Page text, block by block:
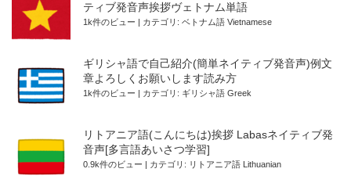
ティブ発音声挨拶ヴェトナム単語
1k件のビュー カテゴリ: ベトナム語 Vietnamese
ギリシャ語で自己紹介(簡単ネイティブ発音声)例文
章よろしくお願いします読み方
1k件のビュー カテゴリ: ギリシャ語 Greek
リトアニア語(こんにちは)挨拶 Labasネイティブ発
音声[多言語あいさつ学習]
0.9k件のビュー カテゴリ: リトアニア語 Lithuanian